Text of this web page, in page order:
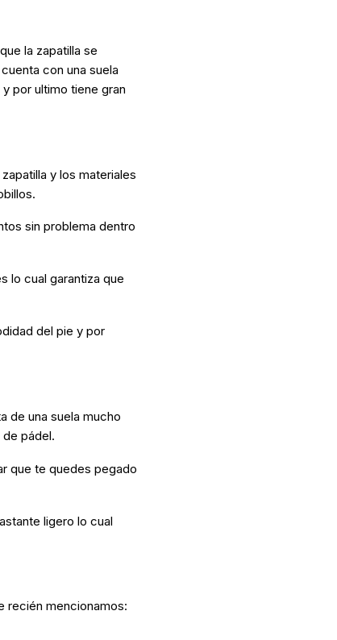
la zapatilla se
con una suela
por ultimo tiene gran
y los materiales
sin problema dentro
lo cual garantiza que
del pie y por
de una suela mucho
pádel.
que te quedes pegado
ligero lo cual
recién mencionamos: